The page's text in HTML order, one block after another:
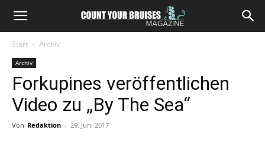
Start Archiv
Archiv
Forkupines veröffentlichen
Video zu „By The Sea“
Von Redaktion - 29. Juni 2017